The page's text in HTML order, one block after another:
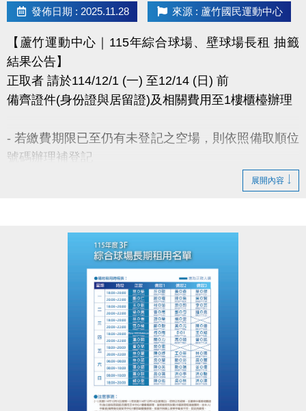
洽詢專線 : (03)263-9066 分機114、115
https://www.lzsports.com.tw/zh_TW/news/pageID/1/
FB : @桃園市蘆竹國民運動中心
IG : @luzhusports
發佈日期 : 2025.11.28 來源 : 蘆竹國民運動中心
【蘆竹運動中心｜115年綜合球場、壁球場長租 抽籤
結果公告】
正取者 請於114/12/1 (一) 至12/14 (日) 前
備齊證件(身份證與居留證)及相關費用至1樓櫃檯辦理
- 若繳費期限已至仍有未登記之空場，則依照備取順位
號碼辦理補登記
- 若備取皆放棄租借權利，將於114年12月22日(一)公
佈可租借時段，採優先登記並繳費 完成制。
2639066 #115、116。
- 如有未盡事宜，以中心櫃台人員說明為主。
官網 :
https://www.lzsports.com.tw/zh_TW/news/pageID/1/
FB : @桃園市蘆竹國民運動中心
IG : @luzhusports
展開內容